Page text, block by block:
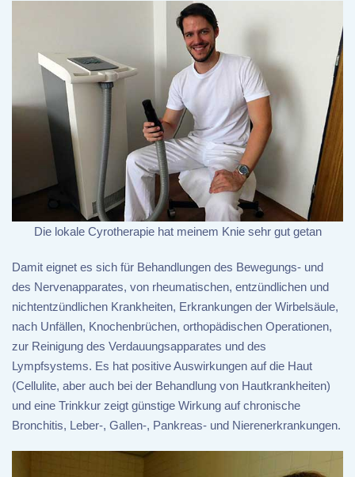
Die lokale Cyrotherapie hat meinem Knie sehr gut getan
Damit eignet es sich für Behandlungen des Bewegungs- und
des Nervenapparates, von rheumatischen, entzündlichen und
nichtentzündlichen Krankheiten, Erkrankungen der Wirbelsäule,
nach Unfällen, Knochenbrüchen, orthopädischen Operationen,
zur Reinigung des Verdauungsapparates und des
Lympfsystems. Es hat positive Auswirkungen auf die Haut
(Cellulite, aber auch bei der Behandlung von Hautkrankheiten)
und eine Trinkkur zeigt günstige Wirkung auf chronische
Bronchitis, Leber-, Gallen-, Pankreas- und Nierenerkrankungen.